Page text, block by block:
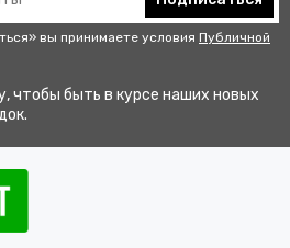
и получения травмы.
профессиональных
качества, так как проходят
для
и в розницу с
вы принимаете условия Публичной
чтобы быть в курсе наших новых